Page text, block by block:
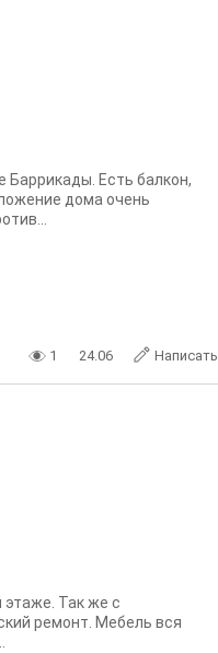
Баррикады. Есть балкон,
дома очень
1 24.06 Написать
этаже. Так же с
ремонт. Мебель вся